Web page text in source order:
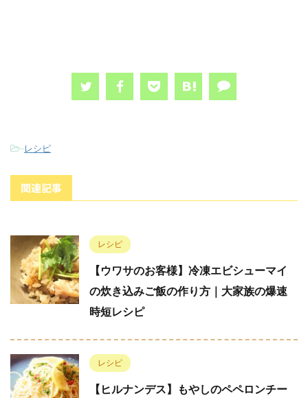
-レシピ
関連記事
レシピ
【ウワサのお客様】冷凍エビシューマイ
の炊き込みご飯の作り方｜大家族の爆速
時短レシピ
レシピ
【ヒルナンデス】もやしのペペロンチー